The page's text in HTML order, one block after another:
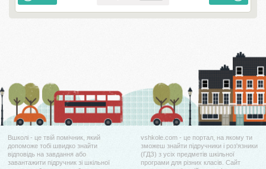
Вшколі - це твій помічник, який
допоможе тобі швидко знайти
відповідь на завдання або
завантажити підручник зі шкільної
vshkole.com - це портал, на якому ти
зможеш знайти підручники і роз'язники
(ГДЗ) з усіх предметів шкільної
програми для різних класів. Сайт